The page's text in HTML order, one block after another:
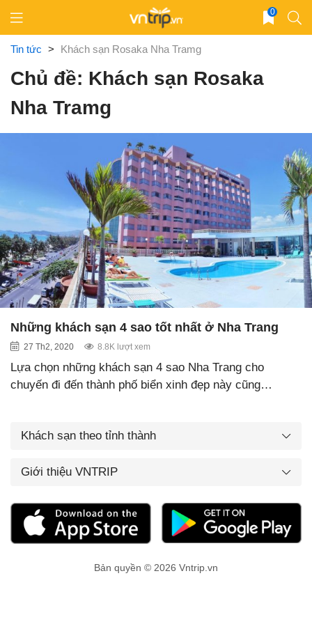
content
0
Tin tức > Khách sạn Rosaka Nha Tramg
Chủ đề: Khách sạn Rosaka
Nha Tramg
Những khách sạn 4 sao tốt nhất ở Nha Trang
27 Th2, 2020 8.8K lượt xem
Lựa chọn những khách sạn 4 sao Nha Trang cho
chuyến đi đến thành phố biển xinh đẹp này cũng…
Khách sạn theo tỉnh thành
Giới thiệu VNTRIP
Bản quyền © 2026 Vntrip.vn